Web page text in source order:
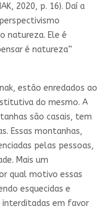
2020, p. 16). Daí a
natureza. Ele é
é natureza”
estão enredados ao
do mesmo. A
são casais, tem
Essas montanhas,
pelas pessoas,
Mais um
qual motivo essas
esquecidas e
interditadas em favor